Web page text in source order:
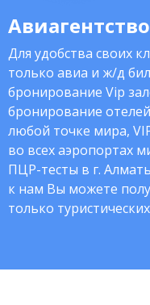
Для удобства своих
только авиа и ж/д
бронирование Vip
бронирование
любой точке мира,
во всех аэропортах
ПЦР-тесты в г.
к нам Вы можете
только